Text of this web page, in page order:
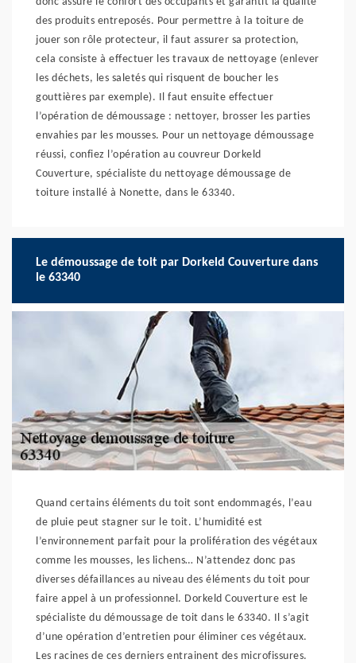
des produits entreposés. Pour permettre à la toiture de
jouer son rôle protecteur, il faut assurer sa protection,
cela consiste à effectuer les travaux de nettoyage (enlever
les déchets, les saletés qui risquent de boucher les
gouttières par exemple). Il faut ensuite effectuer
l’opération de démoussage : nettoyer, brosser les parties
envahies par les mousses. Pour un nettoyage démoussage
réussi, confiez l’opération au couvreur Dorkeld
Couverture, spécialiste du nettoyage démoussage de
toiture installé à Nonette, dans le 63340.
Le démoussage de toit par Dorkeld Couverture dans
le 63340
Quand certains éléments du toit sont endommagés, l’eau
de pluie peut stagner sur le toit. L’humidité est
l’environnement parfait pour la prolifération des végétaux
comme les mousses, les lichens… N’attendez donc pas
diverses défaillances au niveau des éléments du toit pour
faire appel à un professionnel. Dorkeld Couverture est le
spécialiste du démoussage de toit dans le 63340. Il s’agit
d’une opération d’entretien pour éliminer ces végétaux.
Les racines de ces derniers entrainent des microfissures.